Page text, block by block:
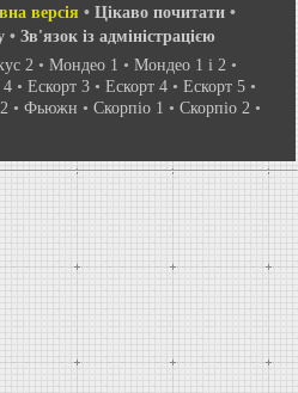
версія • Цікаво почитати •
• Зв'язок із адміністрацією
2 • Мондео 1 • Мондео 1 і 2 •
4 • Ескорт 3 • Ескорт 4 • Ескорт 5 •
• Фьюжн • Скорпіо 1 • Скорпіо 2 •